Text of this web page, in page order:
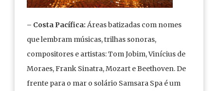
– Costa Pacífica: Áreas batizadas com nomes
que lembram músicas, trilhas sonoras,
compositores e artistas: Tom Jobim, Vinícius de
Moraes, Frank Sinatra, Mozart e Beethoven. De
frente para o mar o solário Samsara Spa é um